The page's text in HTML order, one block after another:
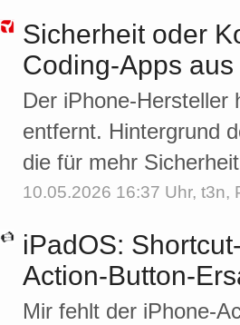
Sicherheit oder
Coding-Apps
Der iPhone-Hersteller
entfernt. Hintergrund
die für mehr
10.05.2026 16:37 Uhr, t3n,
iPadOS:
Action-Button-
Mir fehlt der iPhone-